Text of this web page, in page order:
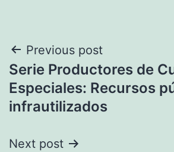
Navegación
de
entradas
Previous post
Serie Productores de
Especiales: Recursos
infrautilizados
Next post